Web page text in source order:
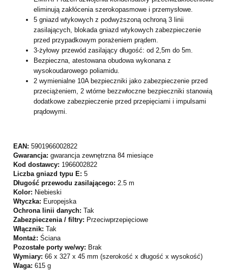
eliminują zakłócenia szerokopasmowe i przemysłowe.
5 gniazd wtykowych z podwyższoną ochroną 3 linii
zasilających, blokada gniazd wtykowych zabezpieczenie
przed przypadkowym porażeniem prądem.
3-żyłowy przewód zasilający długość: od 2,5m do 5m.
Bezpieczna, atestowana obudowa wykonana z
wysokoudarowego poliamidu.
2 wymienialne 10A bezpieczniki jako zabezpieczenie przed
przeciążeniem, 2 wtórne bezzwłoczne bezpieczniki stanowią
dodatkowe zabezpieczenie przed przepięciami i impulsami
prądowymi.
EAN: 5901966002822
Gwarancja: gwarancja zewnętrzna 84 miesiące
Kod dostawcy: 1966002822
Liczba gniazd typu E: 5
Długość przewodu zasilającego: 2.5 m
Kolor: Niebieski
Wtyczka: Europejska
Ochrona linii danych: Tak
Zabezpieczenia / filtry: Przeciwprzepięciowe
Włącznik: Tak
Montaż: Ściana
Pozostałe porty we/wy: Brak
Wymiary: 66 x 327 x 45 mm (szerokość x długość x wysokość)
Waga: 615 g